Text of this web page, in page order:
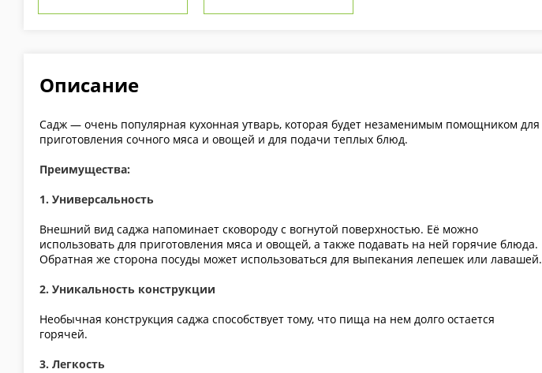
Описание
Садж — очень популярная кухонная утварь, которая будет незаменимым помощником для
приготовления сочного мяса и овощей и для подачи теплых блюд.
Преимущества:
1. Универсальность
Внешний вид саджа напоминает сковороду с вогнутой поверхностью. Её можно
использовать для приготовления мяса и овощей, а также подавать на ней горячие блюда.
Обратная же сторона посуды может использоваться для выпекания лепешек или лавашей.
2. Уникальность конструкции
Необычная конструкция саджа способствует тому, что пища на нем долго остается
горячей.
3. Легкость